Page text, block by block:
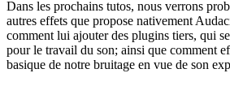
Dans les prochains tutos, nous verrons
autres effets que propose nativement
comment lui ajouter des plugins tiers, qui
pour le travail du son; ainsi que comment
basique de notre bruitage en vue de son